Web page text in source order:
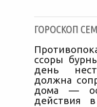
ГОРОСКОП
ссоры
день
должна
дома —
действия